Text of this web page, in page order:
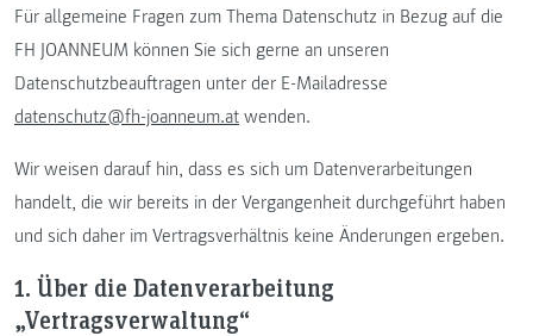
Für allgemeine Fragen zum Thema Datenschutz in Bezug auf die
FH JOANNEUM können Sie sich gerne an unseren
Datenschutzbeauftragen unter der E-Mailadresse
datenschutz@fh-joanneum.at wenden.
Wir weisen darauf hin, dass es sich um Datenverarbeitungen
handelt, die wir bereits in der Vergangenheit durchgeführt haben
und sich daher im Vertragsverhältnis keine Änderungen ergeben.
1. Über die Datenverarbeitung
„Vertragsverwaltung“